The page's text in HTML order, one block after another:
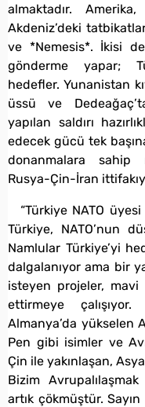
almaktadır.
Akdeniz’deki
ve *Nemesis*. İkisi
gönderme yapar;
hedefler. Yunanistan
üssü ve
yapılan saldırı
edecek gücü tek
donanmalara sahip
Rusya-Çin-İran
“Türkiye NATO
Türkiye, NATO’nun
Namlular Türkiye’yi
dalgalanıyor ama bir
isteyen projeler, mavi
ettirmeye
Almanya’da yükselen
Pen gibi isimler ve
Çin ile yakınlaşan,
Bizim
artık çökmüştür.